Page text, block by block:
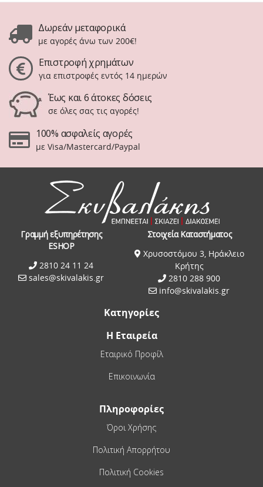
Δωρεάν μεταφορικά
με αγορές άνω των 200€!
Επιστροφή χρημάτων
για επιστροφές εντός 14 ημερών
Έως και 6 άτοκες δόσεις
σε όλες σας τις αγορές!
100% ασφαλείς αγορές
με Visa/Mastercard/Paypal
Γραμμή εξυπηρέτησης
ESHOP
2810 24 11 24
sales@skivalakis.gr
Στοιχεία Καταστήματος
Χρυσοστόμου 3, Ηράκλειο
Κρήτης
2810 288 900
info@skivalakis.gr
Κατηγορίες
Η Εταιρεία
Εταιρικό Προφίλ
Επικοινωνία
Πληροφορίες
Όροι Χρήσης
Πολιτική Απορρήτου
Πολιτική Cookies